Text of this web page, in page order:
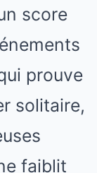
score
prouve
solitaire,
faiblit